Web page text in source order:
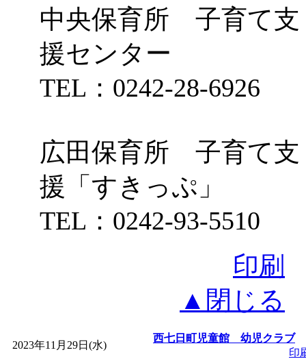
中央保育所 子育て支
援センター
TEL：0242-28-6926
広田保育所 子育て支
援「すきっぷ」
TEL：0242-93-5510
印刷
▲閉じる
2023年11月29日(水)
西七日町児童館 幼児クラブ
印